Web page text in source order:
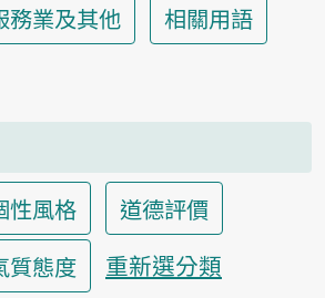
務業及其他
相關用語
性風格
道德評價
質態度 重新選分類